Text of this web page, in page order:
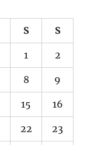
S S
1 2
8 9
15 16
22 23